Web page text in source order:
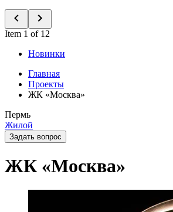
Item 1 of 12
Новинки
Главная
Проекты
ЖК «Москва»
Пермь
Жилой
Задать вопрос
ЖК «Москва»